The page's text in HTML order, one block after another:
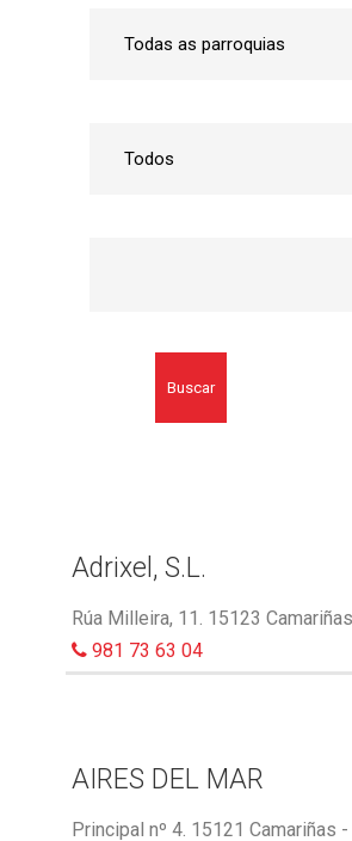
Buscar
Adrixel, S.L.
Rúa Milleira, 11. 15123
981 73 63 04
AIRES DEL MAR
Principal nº 4. 15121 Camariñas